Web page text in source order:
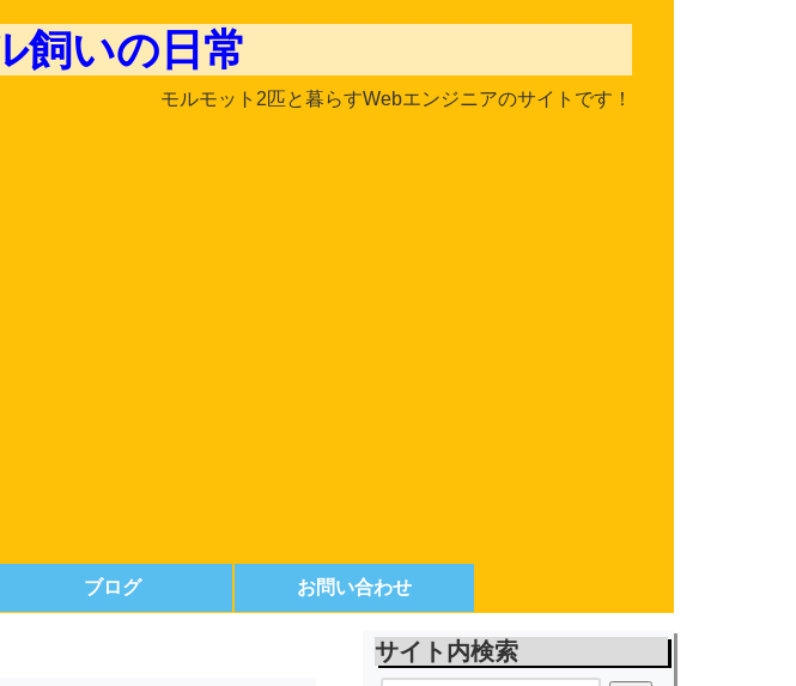
飼いの日常
モルモット2匹と暮らすWebエンジニアのサイトです！
ブログ お問い合わせ
サイト内検索